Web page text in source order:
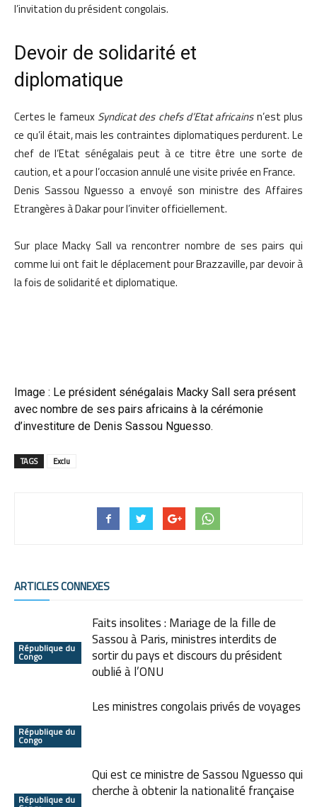
l’invitation du président congolais.
Devoir de solidarité et
diplomatique
Certes le fameux Syndicat des chefs d’Etat africainsn’est plus
ce qu’il était, mais les contraintes diplomatiques perdurent. Le
chef de l’Etat sénégalais peut à ce titre être une sorte de
caution, et a pour l’occasion annulé une visite privée en France.
Denis Sassou Nguesso a envoyé son ministre des Affaires
Etrangères à Dakar pour l’inviter officiellement.
Sur place Macky Sall va rencontrer nombre de ses pairs qui
comme lui ont fait le déplacement pour Brazzaville, par devoir à
la fois de solidarité et diplomatique.
Image : Le président sénégalais Macky Sall sera présent
avec nombre de ses pairs africains à la cérémonie
d’investiture de Denis Sassou Nguesso.
TAGS Exclu
ARTICLES CONNEXES
République du
Congo
Faits insolites : Mariage de la fille de
Sassou à Paris, ministres interdits de
sortir du pays et discours du président
oublié à l’ONU
République du
Congo
Les ministres congolais privés de voyages
République du
Qui est ce ministre de Sassou Nguesso qui
cherche à obtenir la nationalité française